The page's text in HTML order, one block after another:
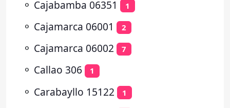
⚬ Cajabamba 06351 1
⚬ Cajamarca 06001 2
⚬ Cajamarca 06002 7
⚬ Callao 306 1
⚬ Carabayllo 15122 1